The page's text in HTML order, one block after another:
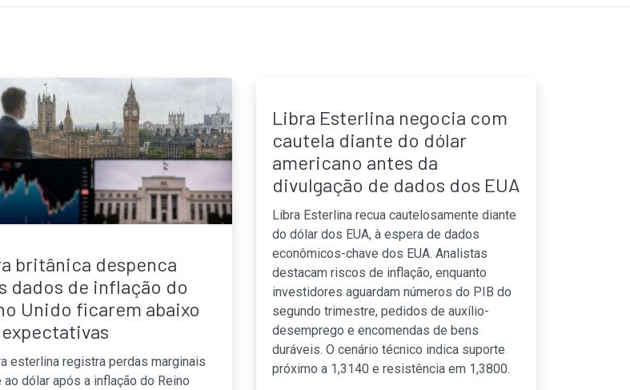
britânica despenca
dados de inflação do
Unido ficarem abaixo
expectativas
esterlina registra perdas marginais
ao dólar após a inflação do Reino
Libra Esterlina negocia com
cautela diante do dólar
americano antes da
divulgação de dados dos EUA
Libra Esterlina recua cautelosamente diante
do dólar dos EUA, à espera de dados
econômicos-chave dos EUA. Analistas
destacam riscos de inflação, enquanto
investidores aguardam números do PIB do
segundo trimestre, pedidos de auxílio-
desemprego e encomendas de bens
duráveis. O cenário técnico indica suporte
próximo a 1,3140 e resistência em 1,3800.